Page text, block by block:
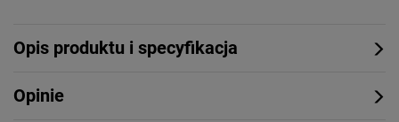
Opis produktu i specyfikacja
Opinie